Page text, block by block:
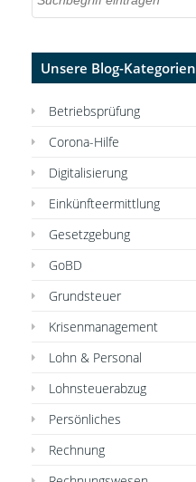
Unsere Blog-Kategorien
Betriebsprüfung
Corona-Hilfe
Digitalisierung
Einkünfteermittlung
Gesetzgebung
GoBD
Grundsteuer
Krisenmanagement
Lohn & Personal
Lohnsteuerabzug
Persönliches
Rechnung